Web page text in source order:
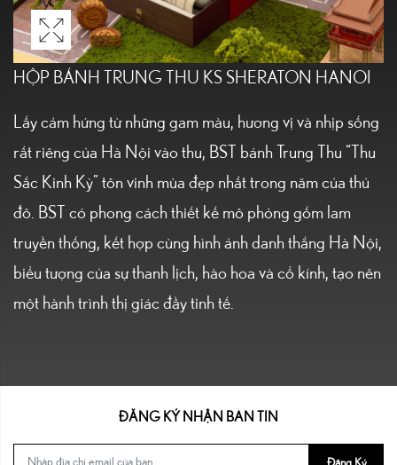
HỘP BÁNH TRUNG THU KS SHERATON HANOI
Lấy cảm hứng từ những gam màu, hương vị và nhịp sống
rất riêng của Hà Nội vào thu, BST bánh Trung Thu “Thu
Sắc Kinh Kỳ” tôn vinh mùa đẹp nhất trong năm của thủ
đô. BST có phong cách thiết kế mô phỏng gốm lam
truyền thống, kết hợp cùng hình ảnh danh thắng Hà Nội,
biểu tượng của sự thanh lịch, hào hoa và cổ kính, tạo nên
một hành trình thị giác đầy tinh tế.
ĐĂNG KÝ NHẬN BẢN TIN